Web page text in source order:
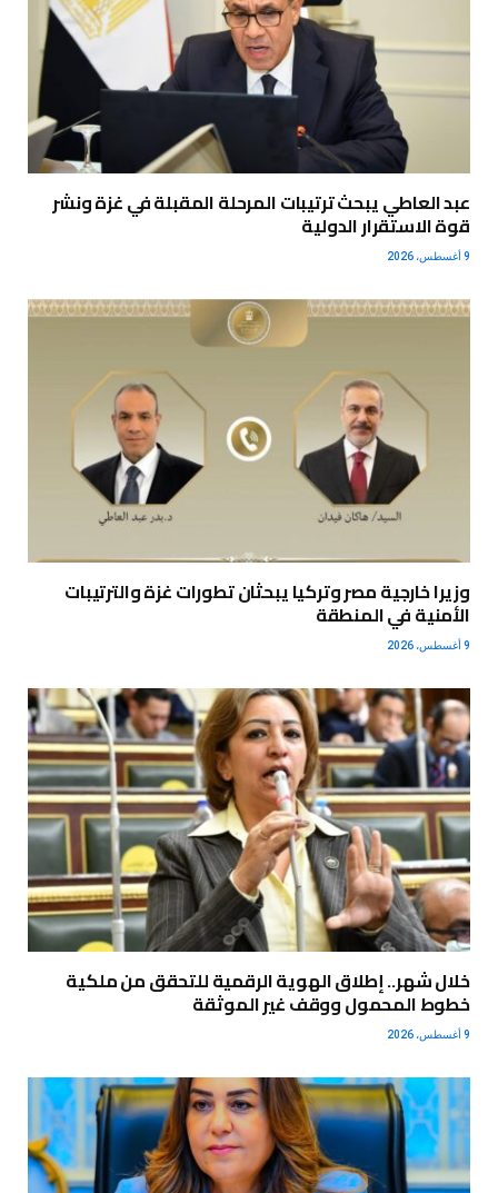
عبد العاطي يبحث ترتيبات المرحلة المقبلة في غزة ونشر
قوة الاستقرار الدولية
9 أغسطس، 2026
وزيرا خارجية مصر وتركيا يبحثان تطورات غزة والترتيبات
الأمنية في المنطقة
9 أغسطس، 2026
خلال شهر.. إطلاق الهوية الرقمية للتحقق من ملكية
خطوط المحمول ووقف غير الموثقة
9 أغسطس، 2026